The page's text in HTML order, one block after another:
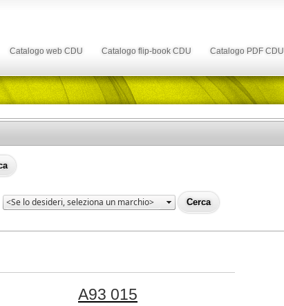
Catalogo web CDU Catalogo flip-book CDU Catalogo PDF CDU
A93 015